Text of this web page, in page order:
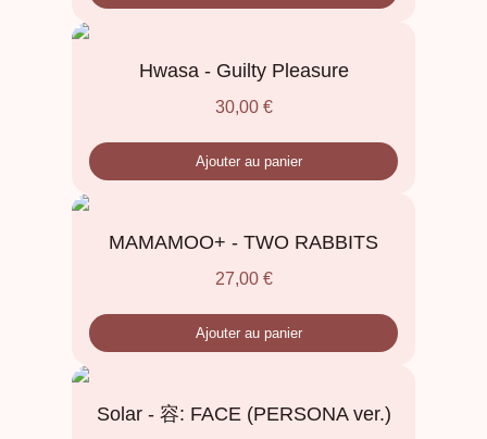
Hwasa - Guilty Pleasure
30,00 €
Ajouter au panier
MAMAMOO+ - TWO RABBITS
27,00 €
Ajouter au panier
Solar - 容: FACE (PERSONA ver.)